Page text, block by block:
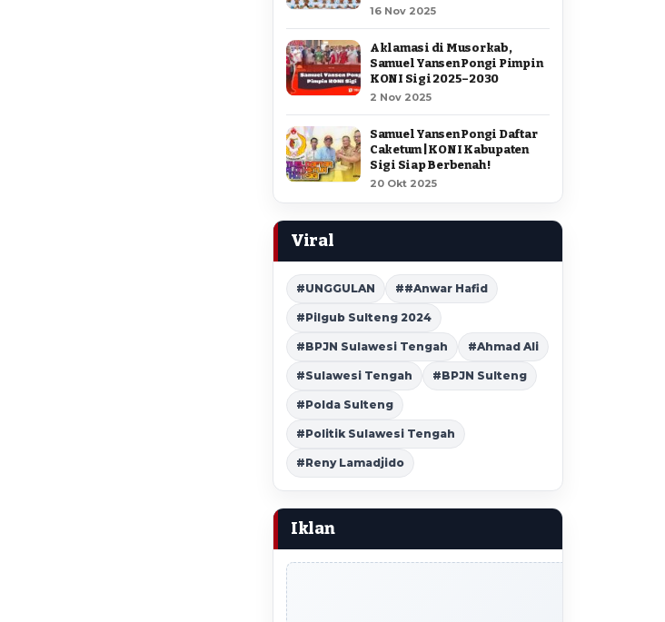
16 Nov 2025
Aklamasi di Musorkab,
Samuel Yansen Pongi Pimpin
KONI Sigi 2025–2030
2 Nov 2025
Samuel Yansen Pongi Daftar
Caketum | KONI Kabupaten
Sigi Siap Berbenah !
20 Okt 2025
Viral
#UNGGULAN ##Anwar Hafid
#Pilgub Sulteng 2024
#BPJN Sulawesi Tengah #Ahmad Ali
#Sulawesi Tengah #BPJN Sulteng
#Polda Sulteng
#Politik Sulawesi Tengah
#Reny Lamadjido
Iklan